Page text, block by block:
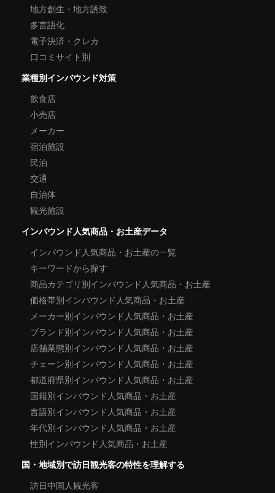
地方創生・地方誘致
多言語化
電子決済・クレカ
口コミサイト別
業種別インバウンド対策
飲食店
小売店
メーカー
宿泊施設
民泊
交通
自治体
観光施設
インバウンド人気商品・お土産データ
インバウンド人気商品・お土産の一覧
キーワードから探す
商品カテゴリ別インバウンド人気商品・お土産
価格帯別インバウンド人気商品・お土産
メーカー別インバウンド人気商品・お土産
ブランド別インバウンド人気商品・お土産
店舗業態別インバウンド人気商品・お土産
チェーン別インバウンド人気商品・お土産
都道府県別インバウンド人気商品・お土産
国籍別インバウンド人気商品・お土産
言語別インバウンド人気商品・お土産
年代別インバウンド人気商品・お土産
性別インバウンド人気商品・お土産
国・地域別で訪日観光客の特性を理解する
訪日中国人観光客